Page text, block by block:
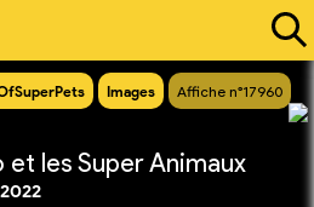
Images Affiche n°17960
et les Super Animaux